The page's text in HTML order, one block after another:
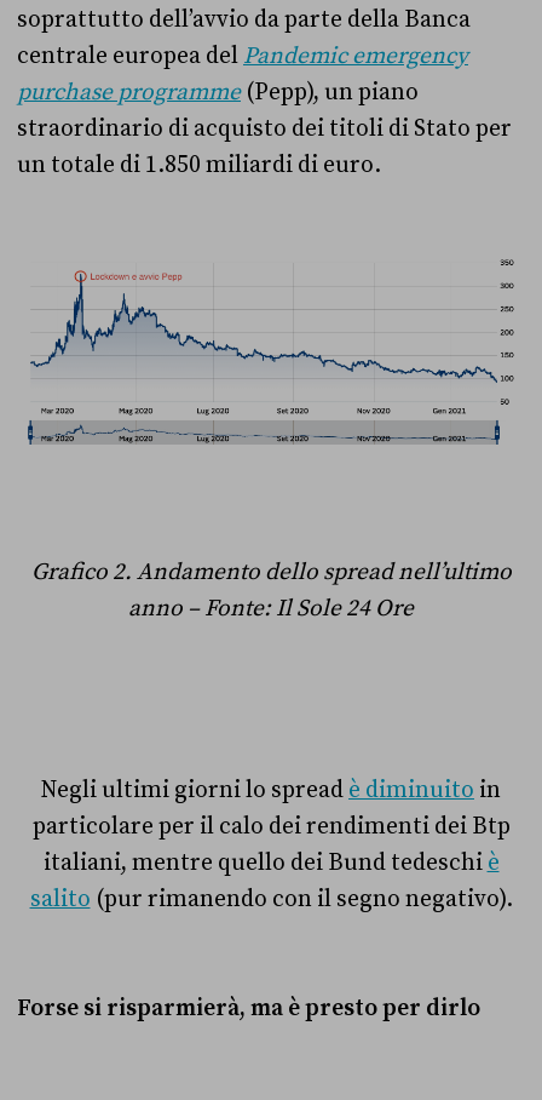
soprattutto dell’avvio da parte della Banca
centrale europea del Pandemic emergency
purchase programme(Pepp), un piano
straordinario di acquisto dei titoli di Stato per
un totale di 1.850 miliardi di euro.
Grafico 2. Andamento dello spread nell’ultimo
anno – Fonte: Il Sole 24 Ore
Negli ultimi giorni lo spread è diminuito in
particolare per il calo dei rendimenti dei Btp
italiani, mentre quello dei Bund tedeschi è
salito (pur rimanendo con il segno negativo).
Forse si risparmierà, ma è presto per dirlo